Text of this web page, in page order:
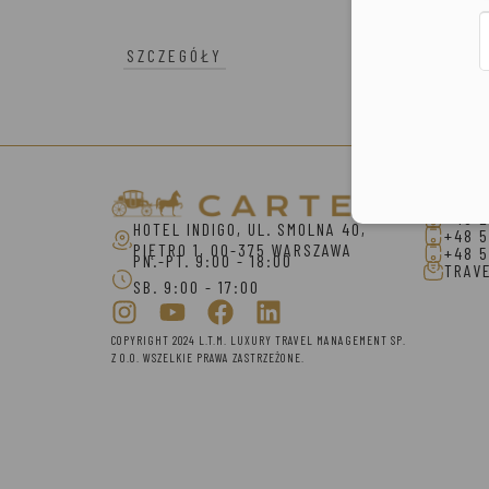
SZCZEGÓŁY
HOTEL INDIGO, UL. SMOLNA 40,
PIĘTRO 1, 00-375 WARSZAWA
PN.-PT. 9:00 - 18:00
SB. 9:00 - 17:00
COPYRIGHT 2024 L.T.M. LUXURY TRAVEL MANAGEMENT SP.
Z O.O. WSZELKIE PRAWA ZASTRZEŻONE.
+48
+48